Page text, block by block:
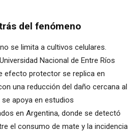
del fenómeno
se limita a cultivos celulares.
Nacional de Entre Ríos
efecto protector se replica en
una reducción del daño cercana al
se apoya en estudios
en Argentina, donde se detectó
el consumo de mate y la incidencia